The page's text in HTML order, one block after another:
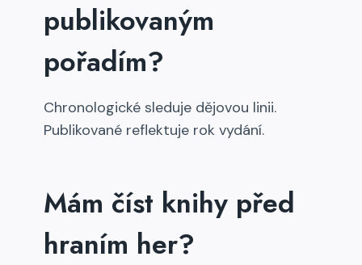
publikovaným
pořadím?
Chronologické sleduje dějovou linii.
Publikované reflektuje rok vydání.
Mám číst knihy před
hraním her?